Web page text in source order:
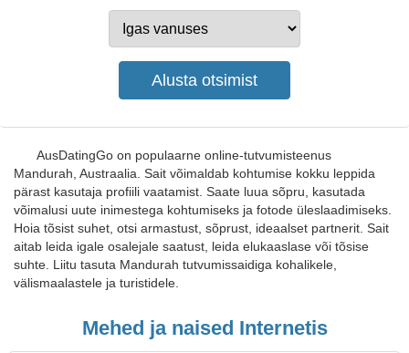
AusDatingGo on populaarne online-tutvumisteenus
Mandurah, Austraalia. Sait võimaldab kohtumise kokku leppida
pärast kasutaja profiili vaatamist. Saate luua sõpru, kasutada
võimalusi uute inimestega kohtumiseks ja fotode üleslaadimiseks.
Hoia tõsist suhet, otsi armastust, sõprust, ideaalset partnerit. Sait
aitab leida igale osalejale saatust, leida elukaaslase või tõsise
suhte. Liitu tasuta Mandurah tutvumissaidiga kohalikele,
välismaalastele ja turistidele.
Mehed ja naised Internetis